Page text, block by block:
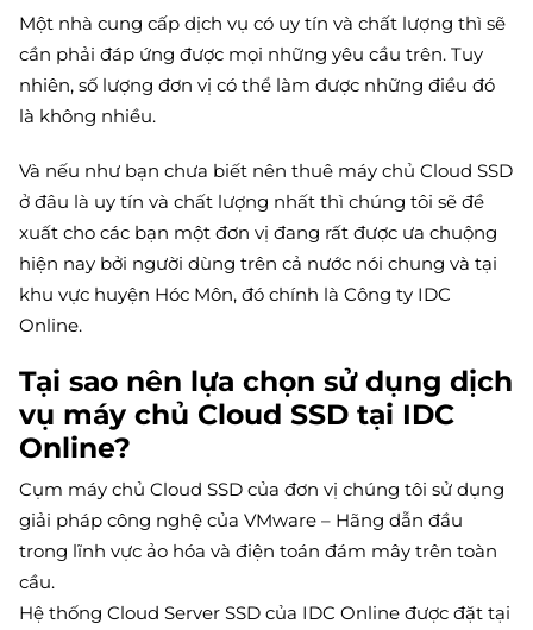
Một nhà cung cấp dịch vụ có uy tín và chất lượng thì sẽ
cần phải đáp ứng được mọi những yêu cầu trên. Tuy
nhiên, số lượng đơn vị có thể làm được những điều đó
là không nhiều.
Và nếu như bạn chưa biết nên thuê máy chủ Cloud SSD
ở đâu là uy tín và chất lượng nhất thì chúng tôi sẽ đề
xuất cho các bạn một đơn vị đang rất được ưa chuộng
hiện nay bởi người dùng trên cả nước nói chung và tại
khu vực huyện Hóc Môn, đó chính là Công ty IDC
Online.
Tại sao nên lựa chọn sử dụng dịch
vụ máy chủ Cloud SSD tại IDC
Online?
Cụm máy chủ Cloud SSD của đơn vị chúng tôi sử dụng
giải pháp công nghệ của VMware – Hãng dẫn đầu
trong lĩnh vực ảo hóa và điện toán đám mây trên toàn
cầu.
Hệ thống Cloud Server SSD của IDC Online được đặt tại